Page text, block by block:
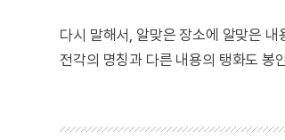
다시 말해서, 알맞은 장소에 알맞은
전각의 명칭과 다른 내용의 탱화도 봉